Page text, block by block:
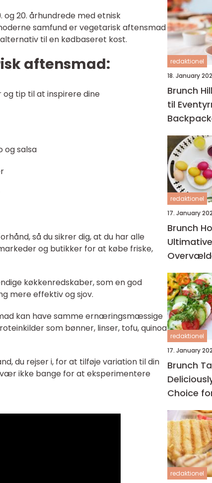
20. århundrede med etnisk
samfund er vegetarisk aftensmad
til en kødbaseret kost.
aftensmad:
tip til at inspirere dine
og salsa
så du sikrer dig, at du har alle
og butikker for at købe friske,
køkkenredskaber, som en god
mere effektiv og sjov.
kan have samme ernæringsmæssige
som bønner, linser, tofu, quinoa
du rejser i, for at tilføje variation til din
ikke bange for at eksperimentere
redaktionel
18. January
Brunch
til
redaktionel
17. January
Brunch
redaktionel
17. January
Brunch
Choice
redaktionel